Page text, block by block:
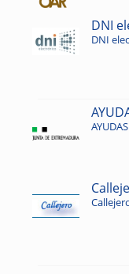
DNI
DNI